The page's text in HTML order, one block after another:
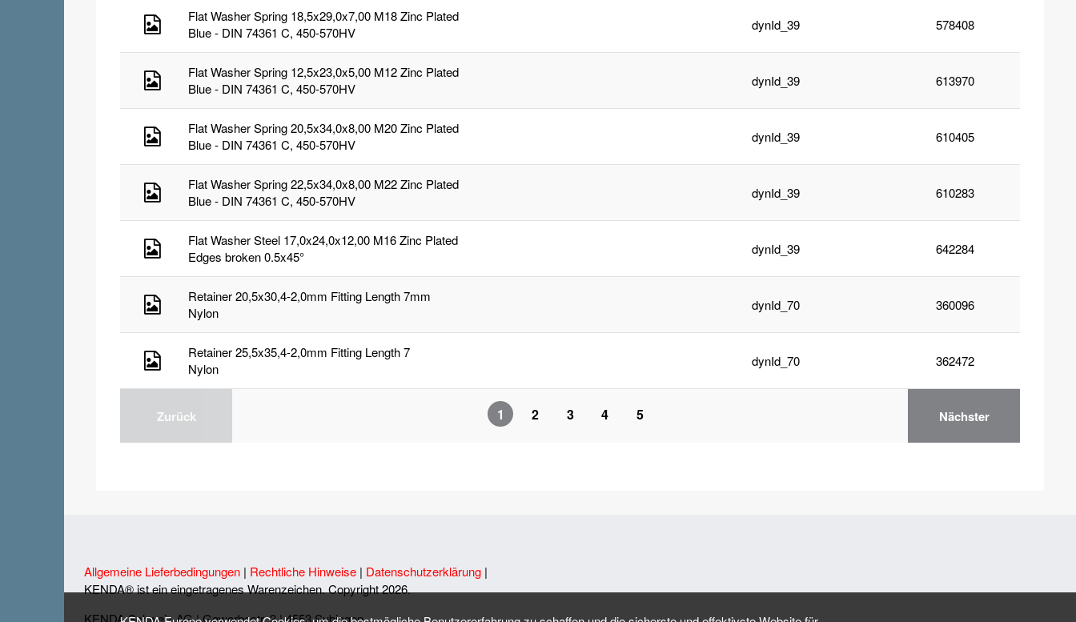
Flat Washer Spring 18,5x29,0x7,00 M18 Zinc Plated
Blue - DIN 74361 C, 450-570HV
dynId_39 578408
Flat Washer Spring 12,5x23,0x5,00 M12 Zinc Plated
Blue - DIN 74361 C, 450-570HV
dynId_39 613970
Flat Washer Spring 20,5x34,0x8,00 M20 Zinc Plated
Blue - DIN 74361 C, 450-570HV
dynId_39 610405
Flat Washer Spring 22,5x34,0x8,00 M22 Zinc Plated
Blue - DIN 74361 C, 450-570HV
dynId_39 610283
Flat Washer Steel 17,0x24,0x12,00 M16 Zinc Plated
Edges broken 0.5x45°
dynId_39 642284
Retainer 20,5x30,4-2,0mm Fitting Length 7mm
Nylon
dynId_70 360096
Retainer 25,5x35,4-2,0mm Fitting Length 7
Nylon
dynId_70 362472
Zurück 1 2 3 4 5 Nächster
Allgemeine Lieferbedingungen | Rechtliche Hinweise | Datenschutzerklärung |
KENDA® ist ein eingetragenes Warenzeichen. Copyright 2026.
KENDASchweizAG | Gewerbestr. 3 | 4553 Subingen,